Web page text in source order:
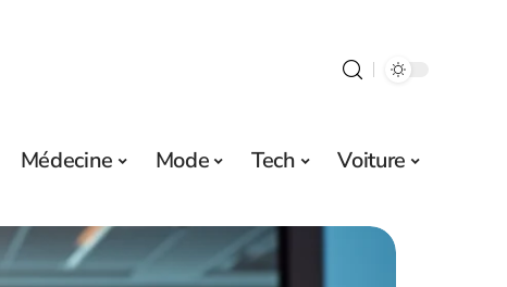
Médecine Mode Tech Voiture